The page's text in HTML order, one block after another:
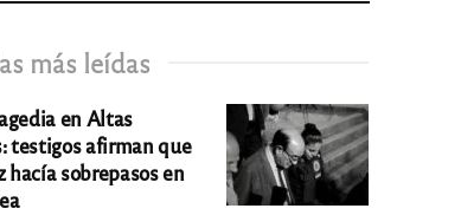
más leídas
en Altas
testigos afirman que
hacía sobrepasos en